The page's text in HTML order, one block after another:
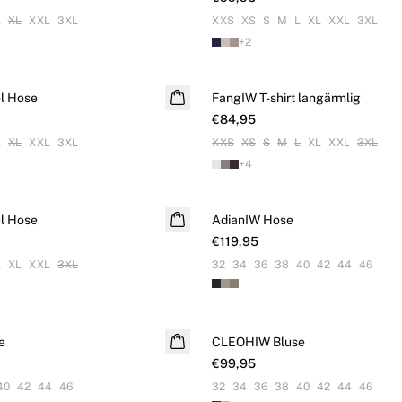
XL XXL
3XL
XXS XS S M L XL XXL
3XL
+2
Hose
XL XXL
3XL
FangIW T-shirt langärmlig
€84,95
XXS XS S M L XL XXL 3XL
+4
Hose
XL XXL 3XL
AdianIW Hose
€119,95
32 34 36 38 40 42 44 46
42 44 46
NEUHEITEN
CLEOHIW Bluse
€99,95
32 34 36 38 40 42 44 46